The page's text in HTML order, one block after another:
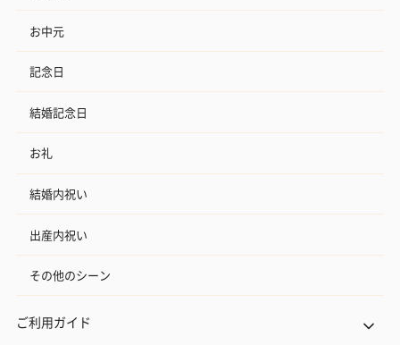
お中元
記念日
結婚記念日
お礼
結婚内祝い
出産内祝い
その他のシーン
ご利用ガイド